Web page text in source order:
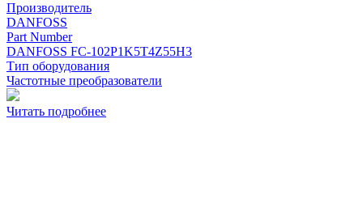
Производитель
DANFOSS
Part Number
DANFOSS FC-102P1K5T4Z55H3
Тип оборудования
Частотные преобразователи
Читать подробнее